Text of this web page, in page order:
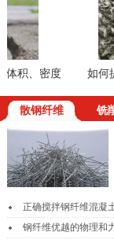
积、密度 如何提
散钢纤维 铣
正确搅拌钢纤维混凝
钢纤维优越的物理和